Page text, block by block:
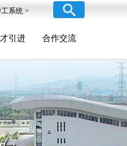
系统 >
引进 合作交流